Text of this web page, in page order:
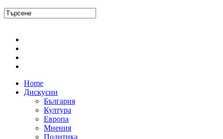
Home
Дискусии
България
Култура
Европа
Мнения
Политика